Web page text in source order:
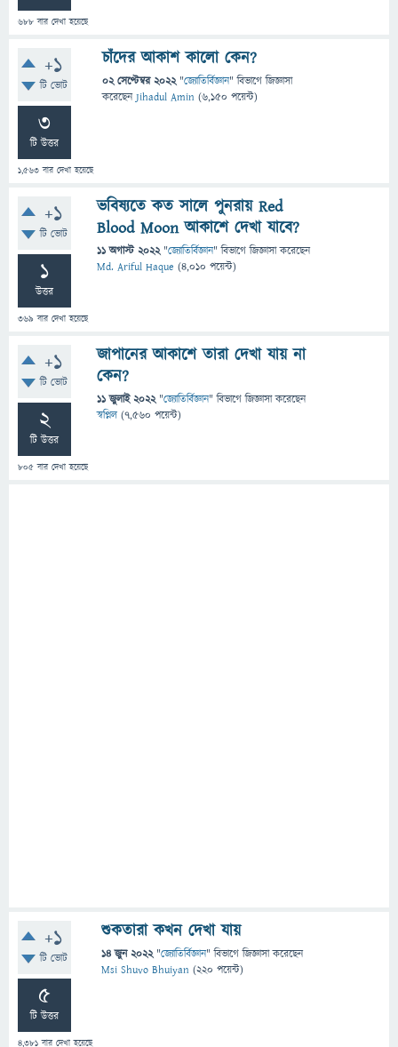
688 বার দেখা হয়েছে
+1
টি ভোট
3
টি উত্তর
1,563 বার দেখা হয়েছে
চাঁদের আকাশ কালো কেন?
02 সেপ্টেম্বর 2022 "জ্যোতির্বিজ্ঞান" বিভাগে জিজ্ঞাসা
করেছেনJihadul Amin (6,150 পয়েন্ট)
+1
টি ভোট
1
উত্তর
369 বার দেখা হয়েছে
ভবিষ্যতে কত সালে পুনরায় Red
Blood Moon আকাশে দেখা যাবে?
11 অগাস্ট 2022 "জ্যোতির্বিজ্ঞান" বিভাগে জিজ্ঞাসাকরেছেন
Md. Ariful Haque (4,010 পয়েন্ট)
+1
টি ভোট
2
টি উত্তর
805 বার দেখা হয়েছে
জাপানের আকাশে তারা দেখা যায় না
কেন?
11 জুলাই 2022 "জ্যোতির্বিজ্ঞান" বিভাগে জিজ্ঞাসাকরেছেন
স্বপ্নিল (7,560 পয়েন্ট)
+1
টি ভোট
5
টি উত্তর
4,381 বার দেখা হয়েছে
শুকতারা কখন দেখা যায়
14 জুন 2022 "জ্যোতির্বিজ্ঞান" বিভাগে জিজ্ঞাসাকরেছেন
Msi Shuvo Bhuiyan (220 পয়েন্ট)